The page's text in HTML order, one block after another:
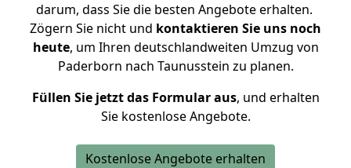
darum, dass Sie die besten Angebote erhalten.
Zögern Sie nicht und kontaktieren Sie uns noch
heute, um Ihren deutschlandweiten Umzug von
Paderborn nach Taunusstein zu planen.
Füllen Sie jetzt das Formular aus, und erhalten
Sie kostenlose Angebote.
Kostenlose Angebote erhalten